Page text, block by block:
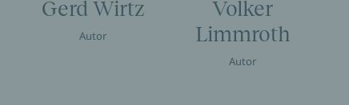
Gerd Wirtz
Autor
Volker
Limmroth
Autor